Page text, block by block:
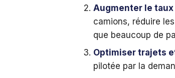
Augmenter le
camions, réduire
que beaucoup de
Optimiser trajets
pilotée par la